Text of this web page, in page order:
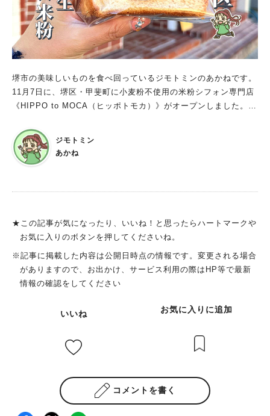
堺市の美味しいものを食べ回っているジモトミンのあかねです。
11月7日に、堺区・甲斐町に小麦粉不使用の米粉シフォン専門店
《HIPPO to MOCA（ヒッポトモカ）》がオープンしました。
女性店主さんがお一人で切り盛りされています。 米粉シフォン
に加えてチョコレートも人気ということで、さっそく伺ってきま
した。 堺駅・甲斐町の新店「HIPPO to MOCA」 窓ガラスに手
米粉シフォンがずらり並び、ショーケースのチョコレートはガラ
ーキ ふわっと軽い口どけが魅力の米粉シフォンケーキ。 小麦粉
不使用ならではの軽やかさで、生地はしっとり・ふわふわのバラ
ンスがよく、手でちぎると、ふんわりとほどける食感でした。
内容は週替わりで入れ替わることがあるため、その日の出合いを
ン／味噌／アールグレイ／黒糖／季節の野菜（リーフケール）の
6種類が並んでいました。 かわいいチョコレートも魅力的 米粉
は“チョコガール”としてInstagramで発信しているほどのチョコ
の可愛いチョコも充実。 ショーケースの見た目が整っていて、
ジモトミン
あかね
★この記事が気になったり、いいね！と思ったらハートマークや
お気に入りのボタンを押してくださいね。
※記事に掲載した内容は公開日時点の情報です。変更される場合
がありますので、お出かけ、サービス利用の際はHP等で最新
情報の確認をしてください
いいね お気に入りに追加
コメントを書く